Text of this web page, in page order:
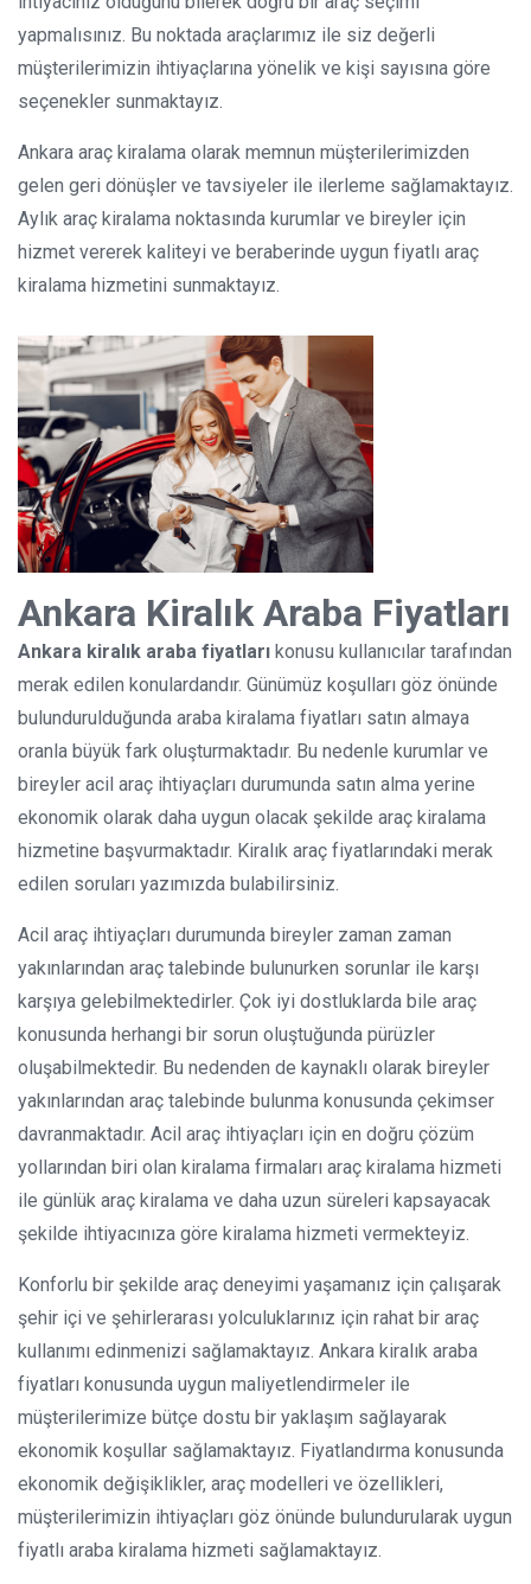
yapmalısınız. Bu noktada araçlarımız ile siz değerli
müşterilerimizin ihtiyaçlarına yönelik ve kişi sayısına göre
seçenekler sunmaktayız.
Ankara araç kiralama olarak memnun müşterilerimizden
gelen geri dönüşler ve tavsiyeler ile ilerleme sağlamaktayız.
Aylık araç kiralama noktasında kurumlar ve bireyler için
hizmet vererek kaliteyi ve beraberinde uygun fiyatlı araç
kiralama hizmetini sunmaktayız.
Ankara Kiralık Araba Fiyatları
Ankara kiralık araba fiyatları konusu kullanıcılar tarafından
merak edilen konulardandır. Günümüz koşulları göz önünde
bulundurulduğunda araba kiralama fiyatları satın almaya
oranla büyük fark oluşturmaktadır. Bu nedenle kurumlar ve
bireyler acil araç ihtiyaçları durumunda satın alma yerine
ekonomik olarak daha uygun olacak şekilde araç kiralama
hizmetine başvurmaktadır. Kiralık araç fiyatlarındaki merak
edilen soruları yazımızda bulabilirsiniz.
Acil araç ihtiyaçları durumunda bireyler zaman zaman
yakınlarından araç talebinde bulunurken sorunlar ile karşı
karşıya gelebilmektedirler. Çok iyi dostluklarda bile araç
konusunda herhangi bir sorun oluştuğunda pürüzler
oluşabilmektedir. Bu nedenden de kaynaklı olarak bireyler
yakınlarından araç talebinde bulunma konusunda çekimser
davranmaktadır. Acil araç ihtiyaçları için en doğru çözüm
yollarından biri olan kiralama firmaları araç kiralama hizmeti
ile günlük araç kiralama ve daha uzun süreleri kapsayacak
şekilde ihtiyacınıza göre kiralama hizmeti vermekteyiz.
Konforlu bir şekilde araç deneyimi yaşamanız için çalışarak
şehir içi ve şehirlerarası yolculuklarınız için rahat bir araç
kullanımı edinmenizi sağlamaktayız. Ankara kiralık araba
fiyatları konusunda uygun maliyetlendirmeler ile
müşterilerimize bütçe dostu bir yaklaşım sağlayarak
ekonomik koşullar sağlamaktayız. Fiyatlandırma konusunda
ekonomik değişiklikler, araç modelleri ve özellikleri,
müşterilerimizin ihtiyaçları göz önünde bulundurularak uygun
fiyatlı araba kiralama hizmeti sağlamaktayız.